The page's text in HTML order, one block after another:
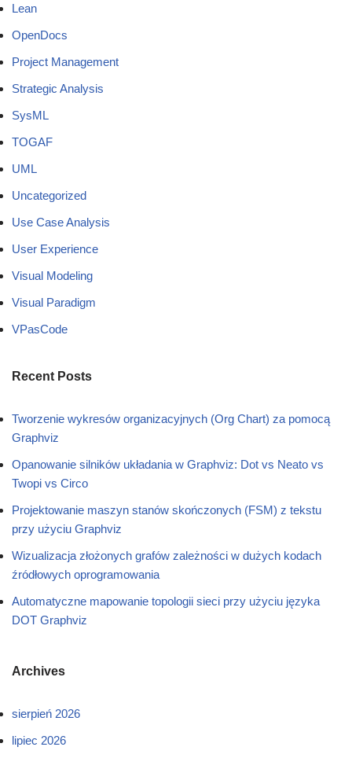
Lean
OpenDocs
Project Management
Strategic Analysis
SysML
TOGAF
UML
Uncategorized
Use Case Analysis
User Experience
Visual Modeling
Visual Paradigm
VPasCode
Recent Posts
Tworzenie wykresów organizacyjnych (Org Chart) za pomocą
Graphviz
Opanowanie silników układania w Graphviz: Dot vs Neato vs
Twopi vs Circo
Projektowanie maszyn stanów skończonych (FSM) z tekstu
przy użyciu Graphviz
Wizualizacja złożonych grafów zależności w dużych kodach
źródłowych oprogramowania
Automatyczne mapowanie topologii sieci przy użyciu języka
DOT Graphviz
Archives
sierpień 2026
lipiec 2026